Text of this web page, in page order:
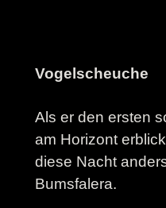
Vogelscheuche
Als er den ersten
am Horizont
diese Nacht
Bumsfalera.